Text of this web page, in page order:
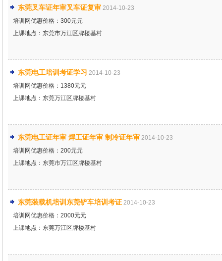
东莞叉车证年审叉车证复审 2014-10-23
培训网优惠价格：300元元
上课地点：东莞市万江区牌楼基村
东莞电工培训考证学习 2014-10-23
培训网优惠价格：1380元元
上课地点：东莞万江区牌楼基村
东莞电工证年审 焊工证年审 制冷证年审 2014-10-23
培训网优惠价格：200元元
上课地点：东莞市万江区牌楼基村
东莞装载机培训东莞铲车培训考证 2014-10-23
培训网优惠价格：2000元元
上课地点：东莞万江区牌楼基村